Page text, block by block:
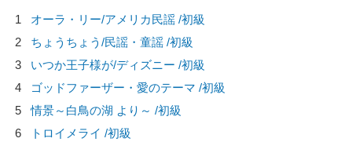
1
オーラ・リー/アメリカ民謡 /初級
2
ちょうちょう/民謡・童謡 /初級
3
いつか王子様が/ディズニー /初級
4
ゴッドファーザー・愛のテーマ /初級
5
情景～白鳥の湖 より～ /初級
6
トロイメライ /初級